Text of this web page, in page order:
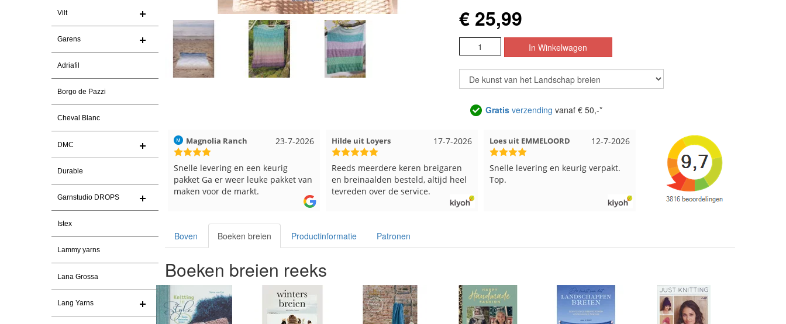
Vilt
Garens
Adriafil
Borgo de Pazzi
Cheval Blanc
DMC
Durable
Garnstudio DROPS
Istex
Lammy yarns
Lana Grossa
Lang Yarns
€ 25,99
Gratisverzending vanaf € 50,-*
30-7-2026
Christel Vanderlinden
Snelle levering. En prima garen
23-7-2026
Magnolia Ranch
Snelle levering en een keurig
pakket Ga er weer leuke pakket van
maken voor de markt.
17-7-2026
Hilde uit Loyers
Reeds meerdere keren breigaren
en breinaalden besteld, altijd heel
tevreden over de service.
12-7-2026
Loes uit EMMELOORD
Snelle levering en keurig verpakt.
Top.
Nell uit Beuningen
Goed verpakt en snelgeleverd
Boven Boeken breien Productinformatie Patronen
Boeken breien reeks